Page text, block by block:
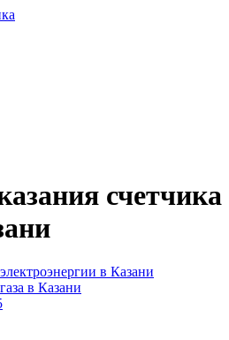
счетчика
в Казани
в Казани